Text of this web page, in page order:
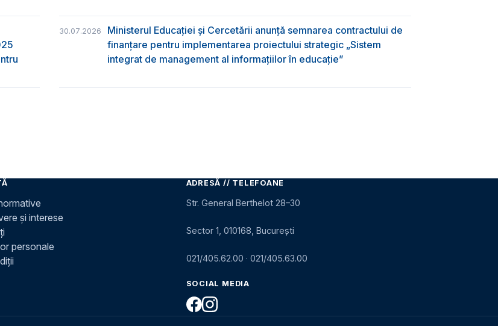
30.07.2026
Ministerul Educației și Cercetării anunță semnarea contractului de
finanțare pentru implementarea proiectului strategic „Sistem
integrat de management al informațiilor în educație”
și interese
personale
ADRESĂ // TELEFOANE
Str. General Berthelot 28–30
Sector 1, 010168, București
021/405.62.00 · 021/405.63.00
SOCIAL MEDIA